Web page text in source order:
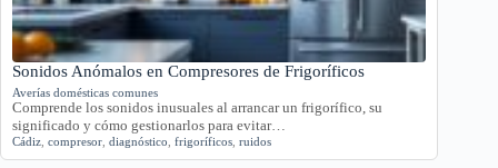
Sonidos Anómalos en Compresores de Frigoríficos
Averías domésticas comunes
Comprende los sonidos inusuales al arrancar un frigorífico, su
significado y cómo gestionarlos para evitar…
Cádiz compresor diagnóstico frigoríficos ruidos